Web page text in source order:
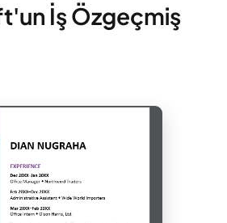
İş Özgeçmiş